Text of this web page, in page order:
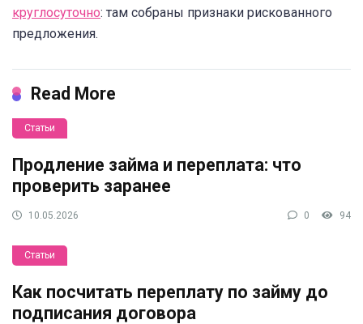
круглосуточно: там собраны признаки рискованного
предложения.
Read More
Статьи
Продление займа и переплата: что
проверить заранее
10.05.2026 0 94
Статьи
Как посчитать переплату по займу до
подписания договора